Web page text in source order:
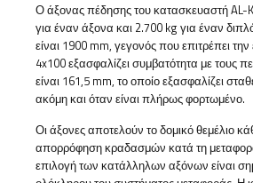
Ο άξονας πέδησης του κατασκευαστή AL-
για έναν άξονα και 2.700 kg για έναν
είναι 1900 mm, γεγονός που επιτρέπει
4x100 εξασφαλίζει συμβατότητα με τους
είναι 161,5 mm, το οποίο εξασφαλίζει
ακόμη και όταν είναι πλήρως φορτωμένο.
Οι άξονες αποτελούν το δομικό θεμέλιο
απορρόφηση κραδασμών κατά τη
επιλογή των κατάλληλων αξόνων είναι